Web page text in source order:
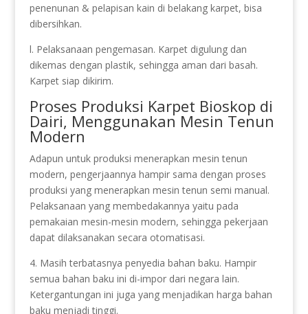
penenunan & pelapisan kain di belakang karpet, bisa
dibersihkan.
l. Pelaksanaan pengemasan. Karpet digulung dan
dikemas dengan plastik, sehingga aman dari basah.
Karpet siap dikirim.
Proses Produksi Karpet Bioskop di
Dairi, Menggunakan Mesin Tenun
Modern
Adapun untuk produksi menerapkan mesin tenun
modern, pengerjaannya hampir sama dengan proses
produksi yang menerapkan mesin tenun semi manual.
Pelaksanaan yang membedakannya yaitu pada
pemakaian mesin-mesin modern, sehingga pekerjaan
dapat dilaksanakan secara otomatisasi.
4. Masih terbatasnya penyedia bahan baku. Hampir
semua bahan baku ini di-impor dari negara lain.
Ketergantungan ini juga yang menjadikan harga bahan
baku menjadi tinggi.